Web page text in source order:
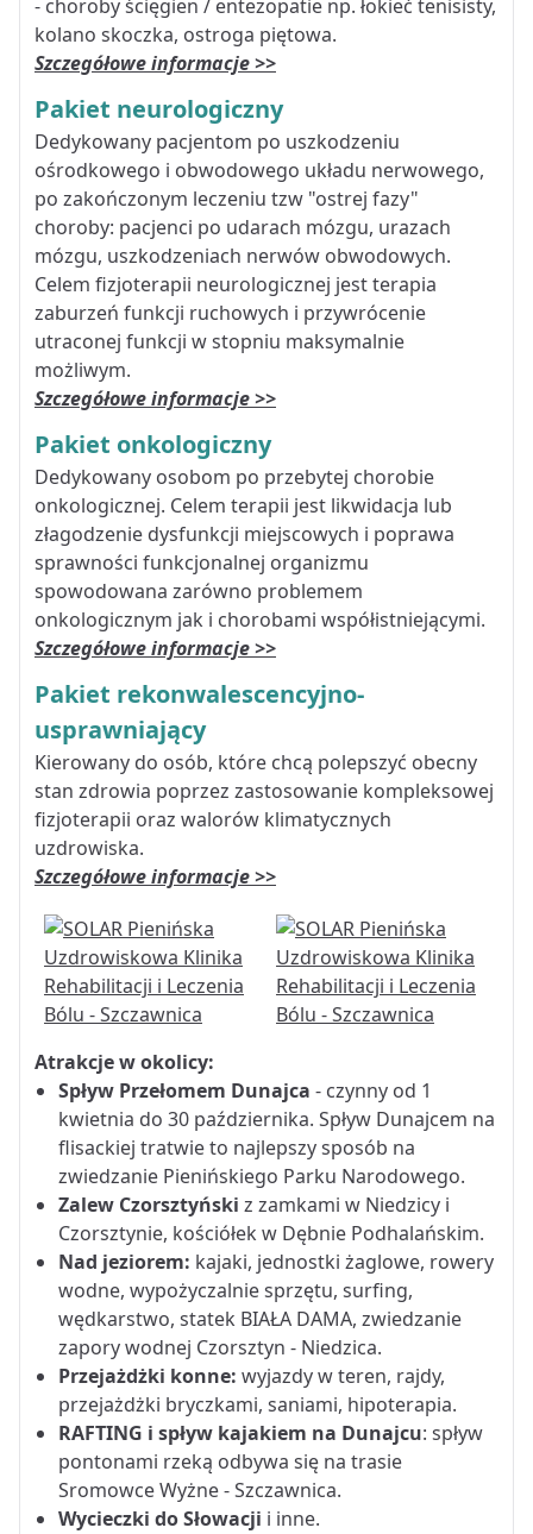
- choroby ścięgien / entezopatie np. łokieć tenisisty,
kolano skoczka, ostroga piętowa.
Szczegółowe informacje >>
Pakiet neurologiczny
Dedykowany pacjentom po uszkodzeniu
ośrodkowego i obwodowego układu nerwowego,
po zakończonym leczeniu tzw "ostrej fazy"
choroby: pacjenci po udarach mózgu, urazach
mózgu, uszkodzeniach nerwów obwodowych.
Celem fizjoterapii neurologicznej jest terapia
zaburzeń funkcji ruchowych i przywrócenie
utraconej funkcji w stopniu maksymalnie
możliwym.
Szczegółowe informacje >>
Pakiet onkologiczny
Dedykowany osobom po przebytej chorobie
onkologicznej. Celem terapii jest likwidacja lub
złagodzenie dysfunkcji miejscowych i poprawa
sprawności funkcjonalnej organizmu
spowodowana zarówno problemem
onkologicznym jak i chorobami współistniejącymi.
Szczegółowe informacje >>
Pakiet rekonwalescencyjno-
usprawniający
Kierowany do osób, które chcą polepszyć obecny
stan zdrowia poprzez zastosowanie kompleksowej
fizjoterapii oraz walorów klimatycznych
uzdrowiska.
Szczegółowe informacje >>
Atrakcje w okolicy:
Spływ Przełomem Dunajca - czynny od 1
kwietnia do 30 października. Spływ Dunajcem na
flisackiej tratwie to najlepszy sposób na
zwiedzanie Pienińskiego Parku Narodowego.
Zalew Czorsztyński z zamkami w Niedzicy i
Czorsztynie, kościółek w Dębnie Podhalańskim.
Nad jeziorem: kajaki, jednostki żaglowe, rowery
wodne, wypożyczalnie sprzętu, surfing,
wędkarstwo, statek BIAŁA DAMA, zwiedzanie
zapory wodnej Czorsztyn - Niedzica.
Przejażdżki konne: wyjazdy w teren, rajdy,
przejażdżki bryczkami, saniami, hipoterapia.
RAFTING i spływ kajakiem na Dunajcu: spływ
pontonami rzeką odbywa się na trasie
Sromowce Wyżne - Szczawnica.
Wycieczki do Słowacji i inne.